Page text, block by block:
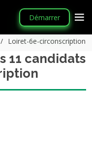
Démarrer
Loiret-6e-circonscription
11 candidats